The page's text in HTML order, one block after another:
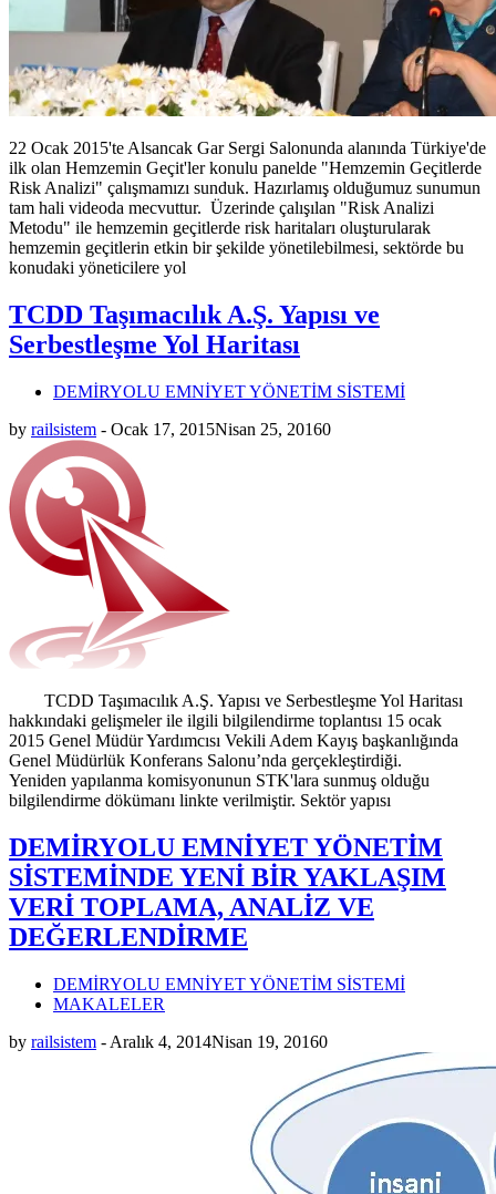
22 Ocak 2015'te Alsancak Gar Sergi Salonunda alanında Türkiye'de
ilk olan Hemzemin Geçit'ler konulu panelde "Hemzemin Geçitlerde
Risk Analizi" çalışmamızı sunduk. Hazırlamış olduğumuz sunumun
tam hali videoda mecvuttur. Üzerinde çalışılan "Risk Analizi
Metodu" ile hemzemin geçitlerde risk haritaları oluşturularak
hemzemin geçitlerin etkin bir şekilde yönetilebilmesi, sektörde bu
konudaki yöneticilere yol
TCDD Taşımacılık A.Ş. Yapısı ve
Serbestleşme Yol Haritası
DEMİRYOLU EMNİYET YÖNETİM SİSTEMİ
by railsistem - Ocak 17, 2015Nisan 25, 20160
TCDD Taşımacılık A.Ş. Yapısı ve Serbestleşme Yol Haritası
hakkındaki gelişmeler ile ilgili bilgilendirme toplantısı 15 ocak
2015 Genel Müdür Yardımcısı Vekili Adem Kayış başkanlığında
Genel Müdürlük Konferans Salonu’nda gerçekleştirdiği.
Yeniden yapılanma komisyonunun STK'lara sunmuş olduğu
bilgilendirme dökümanı linkte verilmiştir. Sektör yapısı
DEMİRYOLU EMNİYET YÖNETİM
SİSTEMİNDE YENİ BİR YAKLAŞIM
VERİ TOPLAMA, ANALİZ VE
DEĞERLENDİRME
DEMİRYOLU EMNİYET YÖNETİM SİSTEMİ
MAKALELER
by railsistem - Aralık 4, 2014Nisan 19, 20160